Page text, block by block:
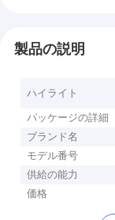
製品の説明
ハイライト
パッケージの詳細
ブランド名
モデル番号
供給の能力
価格